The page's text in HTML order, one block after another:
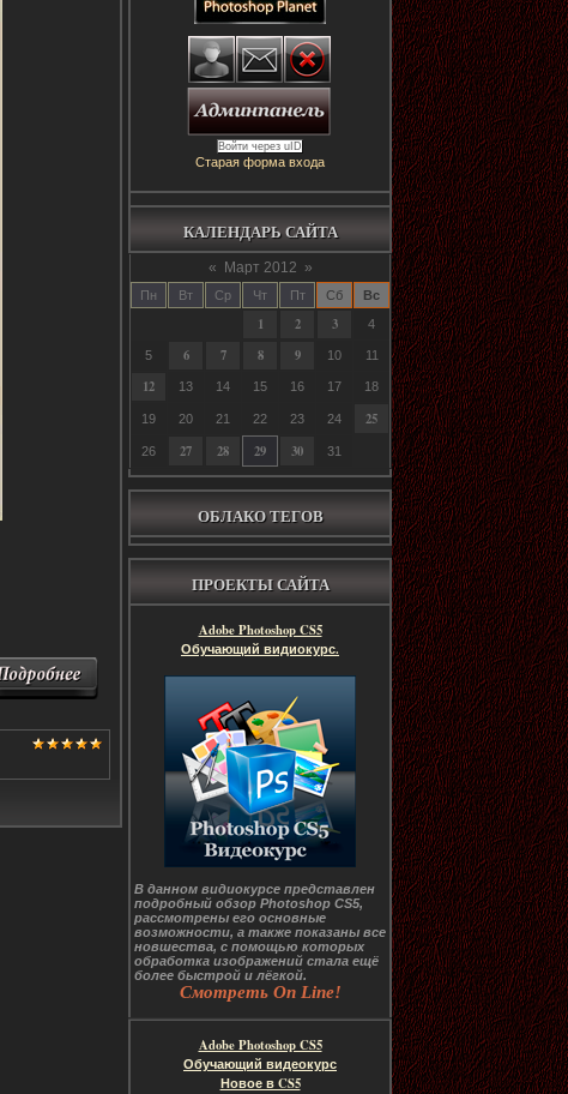
Войти через uID
Старая форма входа
КАЛЕНДАРЬ САЙТА
« Март 2012 »
Пн Вт Ср Чт Пт Сб Вс
1 2 3 4
5 6 7 8 9 10 11
12 13 14 15 16 17 18
19 20 21 22 23 24 25
26 27 28 29 30 31
ОБЛАКО ТЕГОВ
ПРОЕКТЫ САЙТА
Adobe Photoshop CS5
Обучающий видиокурс.
В данном видиокурсе представлен
подробный обзор Photoshop CS5,
рассмотрены его основные
возможности, а также показаны все
новшества, с помощью которых
обработка изображений стала ещё
более быстрой и лёгкой.
Смотреть On Line!
Adobe Photoshop CS5
Обучающий видеокурс
Новое в CS5